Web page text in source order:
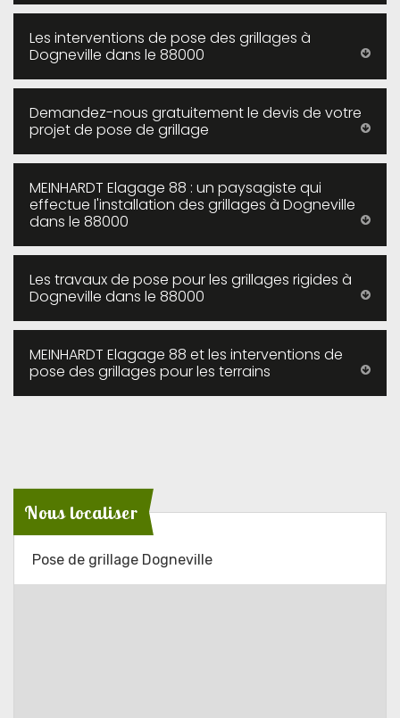
Les interventions de pose des grillages à
Dogneville dans le 88000
Demandez-nous gratuitement le devis de votre
projet de pose de grillage
MEINHARDT Elagage 88 : un paysagiste qui
effectue l'installation des grillages à Dogneville
dans le 88000
Les travaux de pose pour les grillages rigides à
Dogneville dans le 88000
MEINHARDT Elagage 88 et les interventions de
pose des grillages pour les terrains
Nous localiser
Pose de grillage Dogneville